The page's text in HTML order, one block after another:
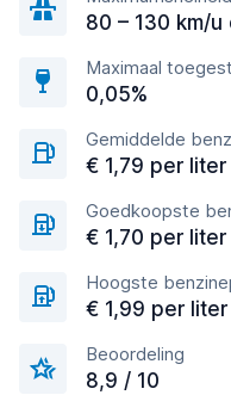
80 – 130 km/u
Maximaal
0,05%
Gemiddelde
€ 1,79 per
Goedkoopste
€ 1,70 per
Hoogste
€ 1,99 per
Beoordeling
8,9 / 10